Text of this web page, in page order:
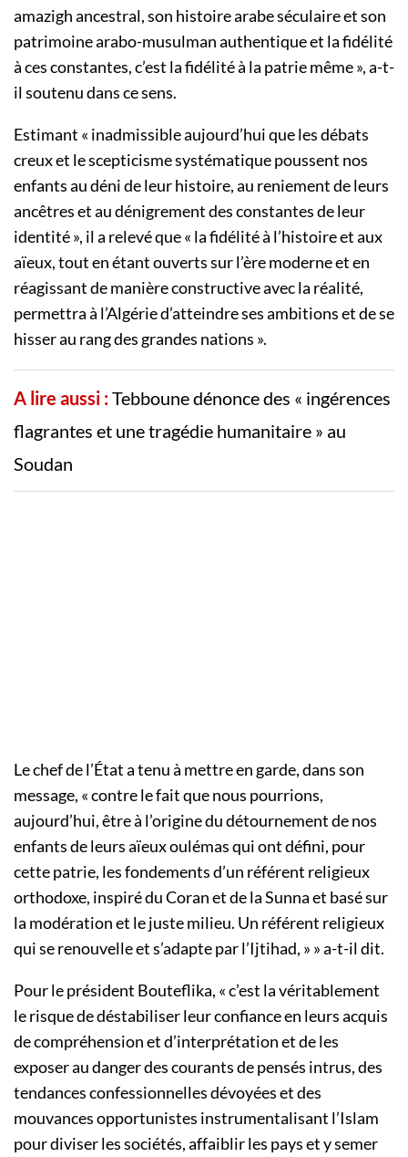
amazigh ancestral, son histoire arabe séculaire et son
patrimoine arabo-musulman authentique et la fidélité
à ces constantes, c’est la fidélité à la patrie même », a-t-
il soutenu dans ce sens.
Estimant « inadmissible aujourd’hui que les débats
creux et le scepticisme systématique poussent nos
enfants au déni de leur histoire, au reniement de leurs
ancêtres et au dénigrement des constantes de leur
identité », il a relevé que « la fidélité à l’histoire et aux
aïeux, tout en étant ouverts sur l’ère moderne et en
réagissant de manière constructive avec la réalité,
permettra à l’Algérie d’atteindre ses ambitions et de se
hisser au rang des grandes nations ».
A lire aussi :Tebboune dénonce des « ingérences
flagrantes et une tragédie humanitaire » au
Soudan
Le chef de l’État a tenu à mettre en garde, dans son
message, « contre le fait que nous pourrions,
aujourd’hui, être à l’origine du détournement de nos
enfants de leurs aïeux oulémas qui ont défini, pour
cette patrie, les fondements d’un référent religieux
orthodoxe, inspiré du Coran et de la Sunna et basé sur
la modération et le juste milieu. Un référent religieux
qui se renouvelle et s’adapte par l’Ijtihad, » » a-t-il dit.
Pour le président Bouteflika, « c’est la véritablement
le risque de déstabiliser leur confiance en leurs acquis
de compréhension et d’interprétation et de les
exposer au danger des courants de pensés intrus, des
tendances confessionnelles dévoyées et des
mouvances opportunistes instrumentalisant l’Islam
pour diviser les sociétés, affaiblir les pays et y semer